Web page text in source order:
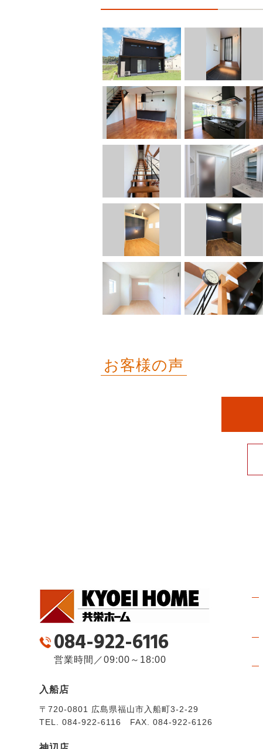
お客様の声
084-922-6116
営業時間／09:00～18:00
入船店
〒720-0801 広島県福山市入船町3-2-29
TEL. 084-922-6116 FAX. 084-922-6126